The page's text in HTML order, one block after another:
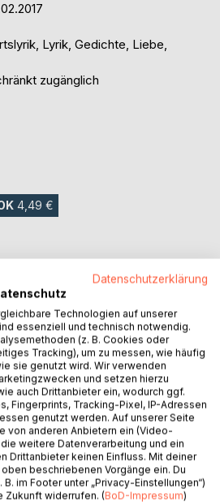
Lyrik, Gedichte, Liebe,
zugänglich
4,49 €
WARENKORB
Datenschutzerklärung
Technologien auf unserer
essenziell und technisch notwendig.
(z. B. Cookies oder
Tracking), um zu messen, wie häufig
sie genutzt wird. Wir verwenden
und setzen hierzu
auch Drittanbieter ein, wodurch ggf.
Fingerprints, Tracking-Pixel, IP-Adressen
genutzt werden. Auf unserer Seite
von anderen Anbietern ein (Video-
weitere Datenverarbeitung und ein
Drittanbieter keinen Einfluss. Mit deiner
beschriebenen Vorgänge ein. Du
im Footer unter „Privacy-Einstellungen“)
Zukunft widerrufen. (BoD-Impressum)